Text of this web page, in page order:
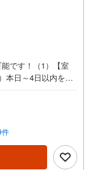
です！（1）【室
本日～4日以内をご
お問い合わせがス
●全居室収納付き●
キャンペーン対象
ボーナスをプ
ート◆1.FP相談サ
ーと資金相談が無
件